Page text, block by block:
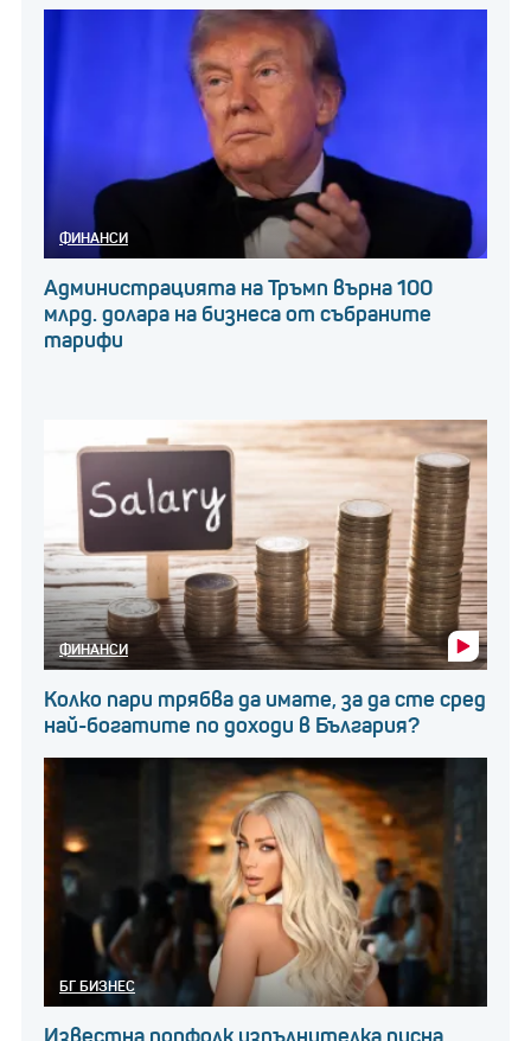
ФИНАНСИ
Администрацията на Тръмп върна 100
млрд. долара на бизнеса от събраните
тарифи
ФИНАНСИ
Колко пари трябва да имате, за да сте сред
най-богатите по доходи в България?
БГ БИЗНЕС